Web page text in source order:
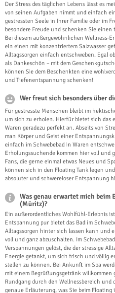
Der Stress des täglichen Lebens lässt es
von seinen Aufgaben nimmt und einfach
gestressten Seele in Ihrer Familie oder im
besondere Freude und schenken Sie
Bei diesem außergewöhnlichen Wellness-
ein einen mit konzentriertem Salzwasser
Alltagssorgen einfach entschweben. Egal
als Dankeschön – mit dem
können Sie dem Beschenkten eine
und Tiefenentspannung schenken!
Wer freut sich besonders über
Für gestresste Menschen bleibt im
um sich zu erholen. Hierfür bietet sich das
Waren geradezu perfekt an. Abseits von
man Körper und Geist einer
einfach im Schwebebad in Waren
Erholungssuchende kommen hier voll und
Fans, die gerne einmal etwas Neues und
können sich in den Floating Tank legen
absoluter und schwereloser Entspannung
Was genau erwartet mich beim
(Müritz)?
Ein außerordentliches Wohlfühl-Erlebnis
Entspannung pur bietet das Bad im
Alltagssorgen hinter sich lassen kann und
voll und ganz abzuschalten. Im
Verspannungen gelöst, die der stressige
Energie getankt, um sich frisch und völlig
stellen zu können. Bei Ankunft im Spa
mit einem Begrüßungsgetränk
Rundgang durch den Wellnessbereich und
genaue Erläuterung, was Sie beim